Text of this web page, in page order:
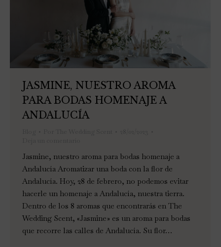
JASMINE, NUESTRO AROMA
PARA BODAS HOMENAJE A
ANDALUCÍA
Jasmine, nuestro aroma para bodas homenaje a
Andalucía Aromatizar una boda con la flor de
Andalucía. Hoy, 28 de febrero, no podemos evitar
hacerle un homenaje a Andalucía, nuestra tierra.
Dentro de los 8 aromas que encontrarás en The
Wedding Scent, «Jasmine» es un aroma para bodas
que recorre las calles de Andalucía. Su flor…